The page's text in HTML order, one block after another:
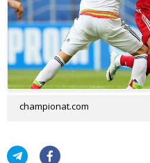
championat.com